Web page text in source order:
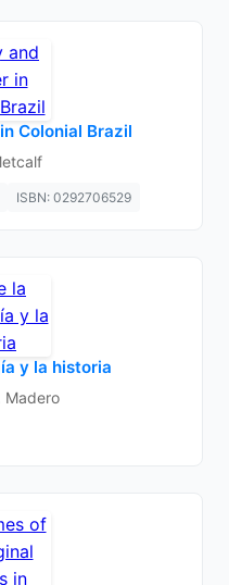
Colonial Brazil
ISBN: 0292706529
y la historia
Madero